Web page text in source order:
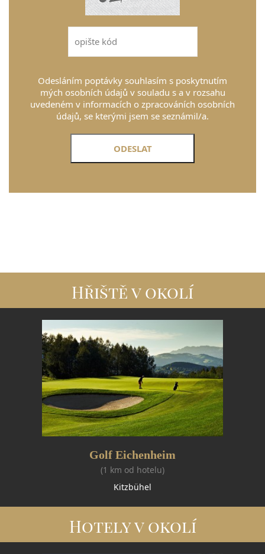
Odesláním poptávky souhlasím s poskytnutím
mých osobních údajů v souladu s a v rozsahu
uvedeném v informacích o zpracováních osobních
údajů, se kterými jsem se seznámil/a.
Hřiště v okolí
Golf Eichenheim
(1 km od hotelu)
Kitzbühel
Hotely v okolí